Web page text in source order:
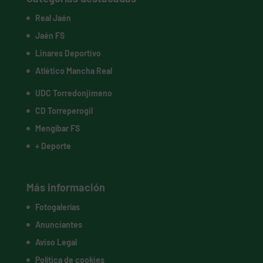
Real Jaén
Jaén FS
Linares Deportivo
Atlético Mancha Real
UDC Torredonjimeno
CD Torreperogil
Mengíbar FS
+ Deporte
Más información
Fotogalerías
Anunciantes
Aviso Legal
Política de cookies